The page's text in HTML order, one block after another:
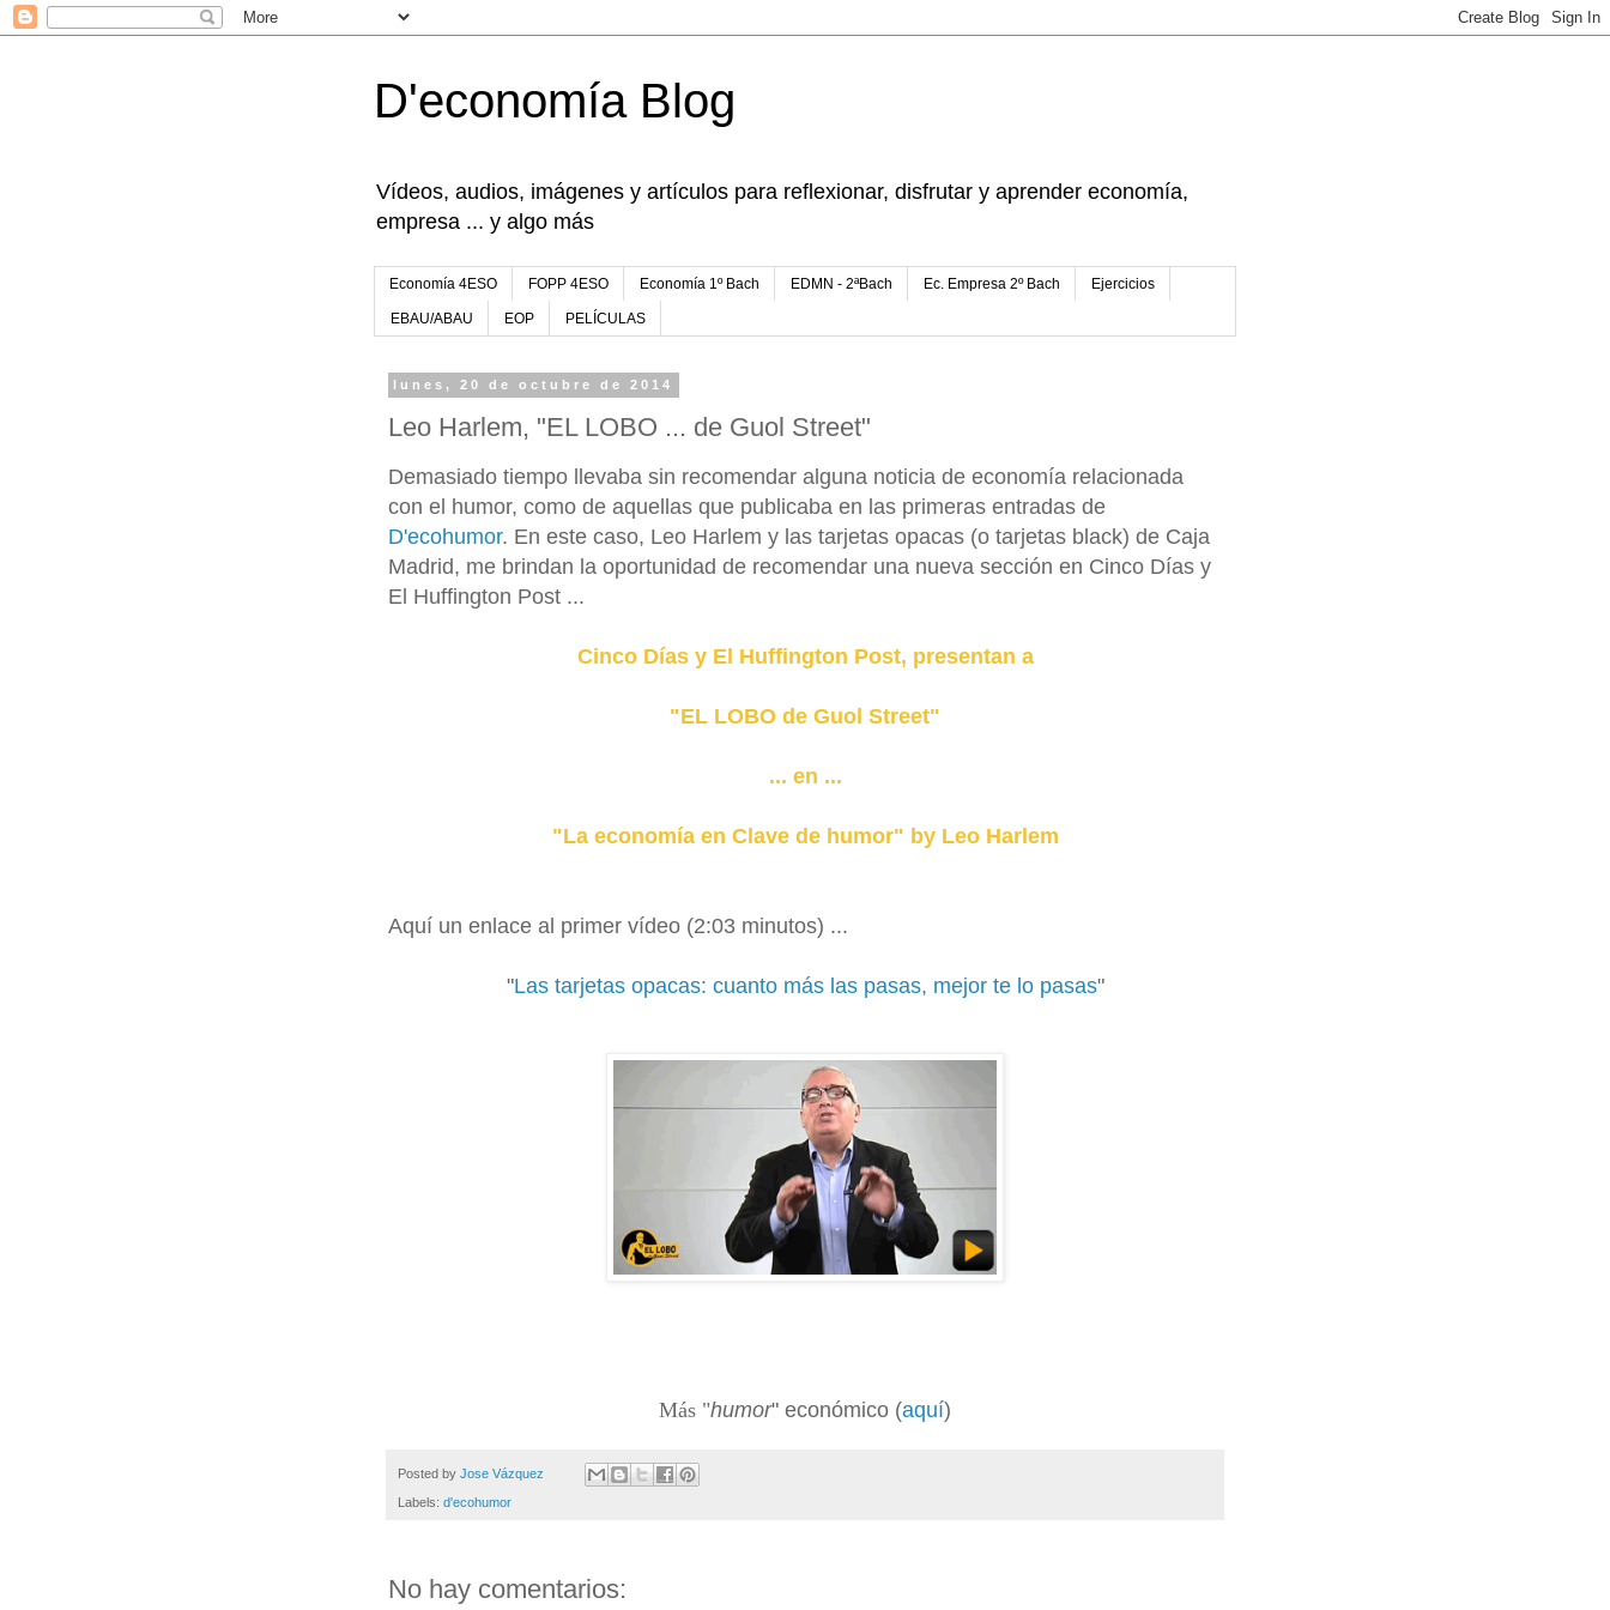
D'economía Blog
Vídeos, audios, imágenes y artículos para reflexionar, disfrutar y aprender economía,
empresa ... y algo más
Economía 4ESO FOPP 4ESO Economía 1º Bach EDMN - 2ªBach Ec. Empresa 2º Bach Ejercicios
EBAU/ABAU EOP PELÍCULAS
lunes, 20 de octubre de 2014
Leo Harlem, "EL LOBO ... de Guol Street"
Demasiado tiempo llevaba sin recomendar alguna noticia de economía relacionada
con el humor, como de aquellas que publicaba en las primeras entradas de
D'ecohumor. En este caso, Leo Harlem y las tarjetas opacas (o tarjetas black) de Caja
Madrid, me brindan la oportunidad de recomendar una nueva sección en Cinco Días y
El Huffington Post ...
Cinco Días y El Huffington Post, presentan a
"EL LOBO de Guol Street"
... en ...
"La economía en Clave de humor" by Leo Harlem
Aquí un enlace al primer vídeo (2:03 minutos) ...
"Las tarjetas opacas: cuanto más las pasas, mejor te lo pasas"
Más "humor" económico (aquí)
Posted by Jose Vázquez
Labels: d'ecohumor
No hay comentarios: